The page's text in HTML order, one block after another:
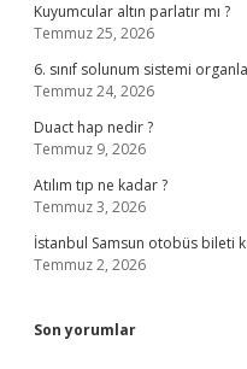
Kuyumcular altın parlatır mı ?
Temmuz 25, 2026
6. sınıf solunum sistemi
Temmuz 24, 2026
Duact hap nedir ?
Temmuz 9, 2026
Atılım tıp ne kadar ?
Temmuz 3, 2026
İstanbul Samsun otobüs bileti
Temmuz 2, 2026
Son yorumlar